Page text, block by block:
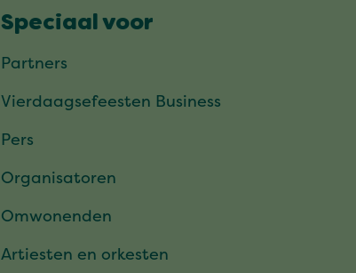
Speciaal voor
Partners
Vierdaagsefeesten Business
Pers
Organisatoren
Omwonenden
Artiesten en orkesten